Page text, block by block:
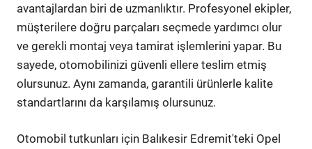
avantajlardan biri de uzmanlıktır. Profesyonel ekipler,
müşterilere doğru parçaları seçmede yardımcı olur
ve gerekli montaj veya tamirat işlemlerini yapar. Bu
sayede, otomobilinizi güvenli ellere teslim etmiş
olursunuz. Aynı zamanda, garantili ürünlerle kalite
standartlarını da karşılamış olursunuz.
Otomobil tutkunları için Balıkesir Edremit'teki Opel